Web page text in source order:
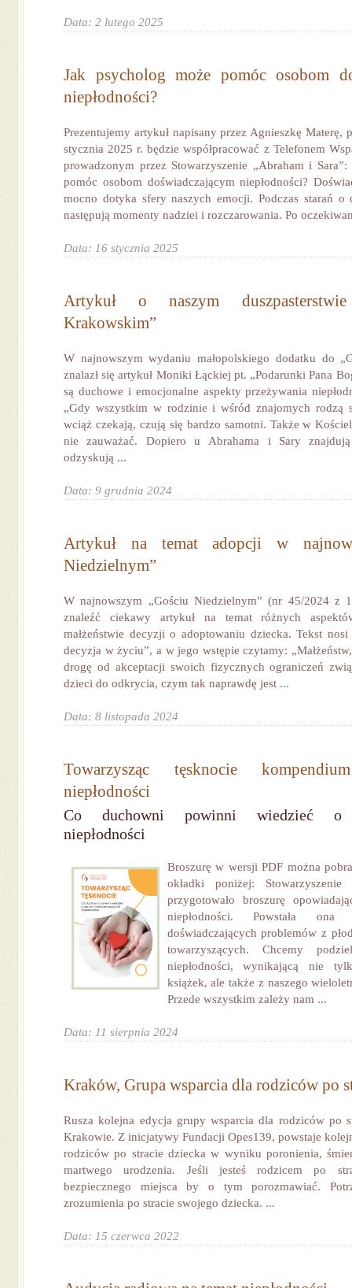
Data: 2 lutego 2025
Jak psycholog może pomóc osobom
niepłodności?
Prezentujemy artykuł napisany przez Agnieszkę Materę,
stycznia 2025 r. będzie współpracować z Telefonem
prowadzonym przez Stowarzyszenie „Abraham i
pomóc osobom doświadczającym niepłodności?
mocno dotyka sfery naszych emocji. Podczas starań o
następują momenty nadziei i rozczarowania. Po
Data: 16 stycznia 2025
Artykuł o naszym
Krakowskim”
W najnowszym wydaniu małopolskiego dodatku do
znalazł się artykuł Moniki Łąckiej pt. „Podarunki Pana
są duchowe i emocjonalne aspekty przeżywania
„Gdy wszystkim w rodzinie i wśród znajomych
wciąż czekają, czują się bardzo samotni. Także w
nie zauważać. Dopiero u Abrahama i Sary
odzyskują ...
Data: 9 grudnia 2024
Artykuł na temat adopcji w
Niedzielnym”
W najnowszym „Gościu Niedzielnym” (nr 45/2024 z
znaleźć ciekawy artykuł na temat różnych
małżeństwie decyzji o adoptowaniu dziecka. Tekst nosi
decyzja w życiu”, a w jego wstępie czytamy:
drogę od akceptacji swoich fizycznych ograniczeń
dzieci do odkrycia, czym tak naprawdę jest ...
Data: 8 listopada 2024
Towarzysząc tęsknocie
niepłodności
Co duchowni powinni wiedzieć o
niepłodności
Broszurę w wersji PDF można
okładki poniżej:
przygotowało broszurę
niepłodności. Powstała ona
doświadczających problemów z
towarzyszących. Chcemy
niepłodności, wynikającą nie
książek, ale także z naszego
Przede wszystkim zależy nam ...
Data: 11 sierpnia 2024
Kraków, Grupa wsparcia dla rodziców po
Rusza kolejna edycja grupy wsparcia dla rodziców po
Krakowie. Z inicjatywy Fundacji Opes139, powstaje
rodziców po stracie dziecka w wyniku poronienia,
martwego urodzenia. Jeśli jesteś rodzicem po
bezpiecznego miejsca by o tym porozmawiać.
zrozumienia po stracie swojego dziecka. ...
Data: 15 czerwca 2022